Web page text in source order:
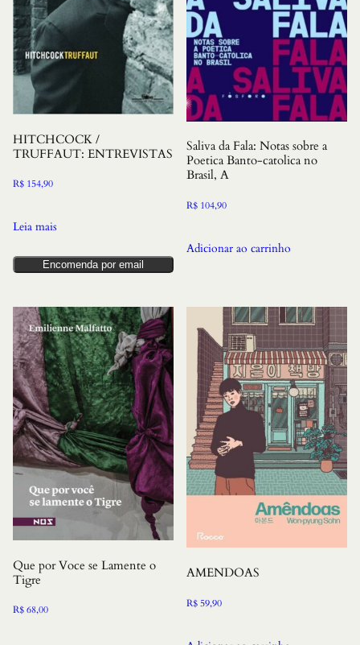
HITCHCOCK /
TRUFFAUT: ENTREVISTAS
R$ 154,90
Leia mais
Encomenda por email
Saliva da Fala: Notas sobre a
Poetica Banto-catolica no
Brasil, A
R$ 104,90
Adicionar ao carrinho
Que por Voce se Lamente o
Tigre
R$68,00
AMENDOAS
R$59,90